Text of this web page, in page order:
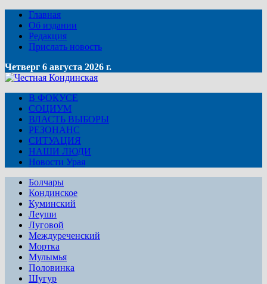
Главная
Об издании
Редакция
Прислать новость
Четверг 6 августа 2026 г.
В ФОКУСЕ
СОЦИУМ
ВЛАСТЬ ВЫБОРЫ
РЕЗОНАНС
СИТУАЦИЯ
НАШИ ЛЮДИ
Новости Урая
Болчары
Кондинское
Куминский
Леуши
Луговой
Междуреченский
Мортка
Мулымья
Половинка
Шугур